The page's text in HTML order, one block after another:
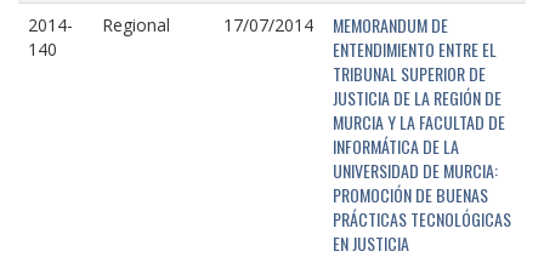
2014-
140
Regional 17/07/2014
MEMORANDUM DE
ENTENDIMIENTO ENTRE EL
TRIBUNAL SUPERIOR DE
JUSTICIA DE LA REGIÓN DE
MURCIA Y LA FACULTAD DE
INFORMÁTICA DE LA
UNIVERSIDAD DE MURCIA:
PROMOCIÓN DE BUENAS
PRÁCTICAS TECNOLÓGICAS
EN JUSTICIA